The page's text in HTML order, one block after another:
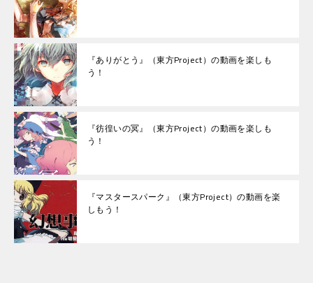
『ありがとう』（東方Project）の動画を楽しも
う！
『彷徨いの冥』（東方Project）の動画を楽しも
う！
『マスタースパーク』（東方Project）の動画を楽
しもう！